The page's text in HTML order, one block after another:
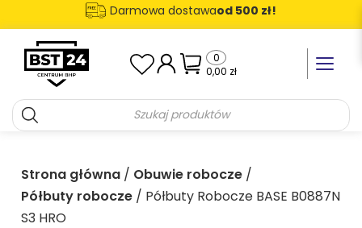
Darmowa dostawaod 500 zł!
0
0,00 zł
Toggle
Strona główna / Obuwie robocze /
Półbuty robocze / Półbuty Robocze BASE B0887N
S3 HRO